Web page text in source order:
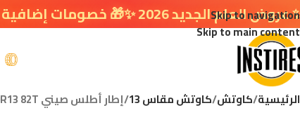
Skip to navigation
Skip to main content
الرئيسية كاوتش كاوتش مقاس 13 إطار أطلس صيني ATLAS 175/70R13 82T
خصومات إضافية في سلة التسوق 🔥